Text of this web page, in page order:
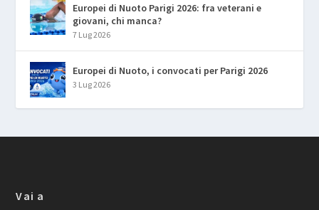
Europei di Nuoto Parigi 2026: fra veterani e
giovani, chi manca?
7 Lug 2026
Europei di Nuoto, i convocati per Parigi 2026
3 Lug 2026
Vai a